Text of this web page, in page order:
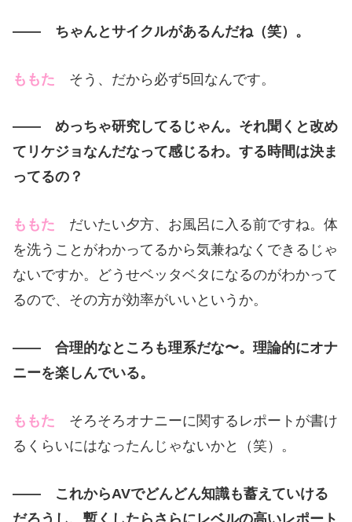
—— ちゃんとサイクルがあるんだね（笑）。
ももた そう、だから必ず5回なんです。
—— めっちゃ研究してるじゃん。それ聞くと改め
てリケジョなんだなって感じるわ。する時間は決ま
ってるの？
ももた だいたい夕方、お風呂に入る前ですね。体
を洗うことがわかってるから気兼ねなくできるじゃ
ないですか。どうせベッタベタになるのがわかって
るので、その方が効率がいいというか。
—— 合理的なところも理系だな〜。理論的にオナ
ニーを楽しんでいる。
ももた そろそろオナニーに関するレポートが書け
るくらいにはなったんじゃないかと（笑）。
—— これからAVでどんどん知識も蓄えていける
だろうし、暫くしたらさらにレベルの高いレポート